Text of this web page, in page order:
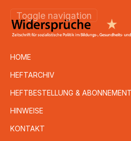
Toggle navigation
HOME
HEFTARCHIV
HEFTBESTELLUNG & ABONNEMENT
HINWEISE
KONTAKT